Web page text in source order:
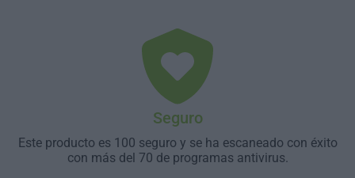
Seguro
Este producto es 100 seguro y se ha escaneado con éxito
con más del 70 de programas antivirus.